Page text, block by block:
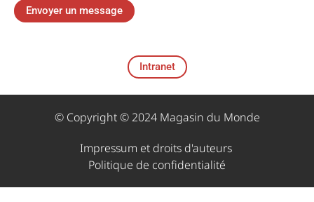
Envoyer un message
Intranet
© Copyright © 2024 Magasin du Monde
Impressum et droits d'auteurs ​
Politique de confidentialité​